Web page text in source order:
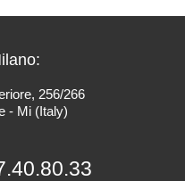
256/266
- Mi (Italy)